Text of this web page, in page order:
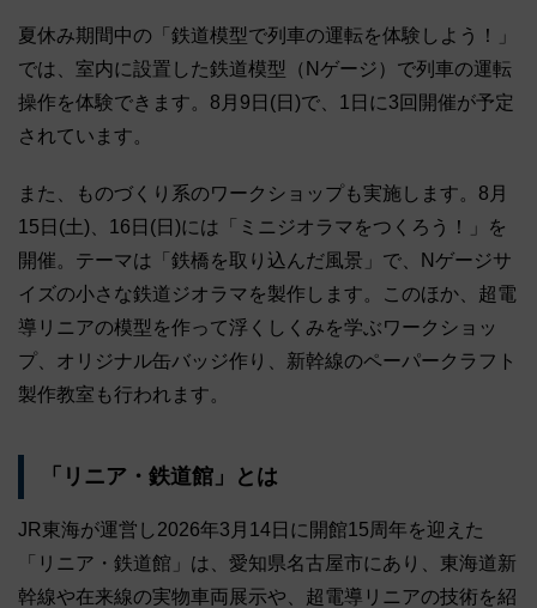
夏休み期間中の「鉄道模型で列車の運転を体験しよう！」
では、室内に設置した鉄道模型（Nゲージ）で列車の運転
操作を体験できます。8月9日(日)で、1日に3回開催が予定
されています。
また、ものづくり系のワークショップも実施します。8月
15日(土)、16日(日)には「ミニジオラマをつくろう！」を
開催。テーマは「鉄橋を取り込んだ風景」で、Nゲージサ
イズの小さな鉄道ジオラマを製作します。このほか、超電
導リニアの模型を作って浮くしくみを学ぶワークショッ
プ、オリジナル缶バッジ作り、新幹線のペーパークラフト
製作教室も行われます。
「リニア・鉄道館」とは
JR東海が運営し2026年3月14日に開館15周年を迎えた
「リニア・鉄道館」は、愛知県名古屋市にあり、東海道新
幹線や在来線の実物車両展示や、超電導リニアの技術を紹